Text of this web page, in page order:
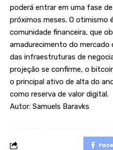
poderá entrar em uma fase
próximos meses. O otimismo
comunidade financeira, que
amadurecimento do
das infraestruturas de
projeção se confirme, o
o principal ativo de alta do
como reserva de valor digital.
Autor: Samuels Baravks